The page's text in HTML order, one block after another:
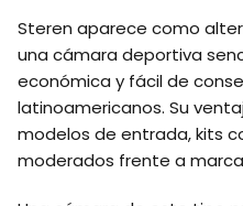
Steren aparece como
una cámara deportiva
económica y fácil de
latinoamericanos. Su
modelos de entrada, kits
moderados frente a